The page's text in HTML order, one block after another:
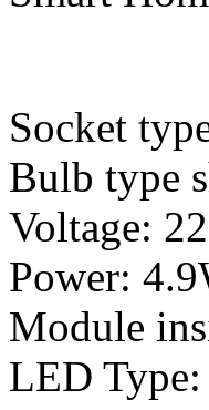
Socket
Bulb type
Voltage:
Power:
Module
LED